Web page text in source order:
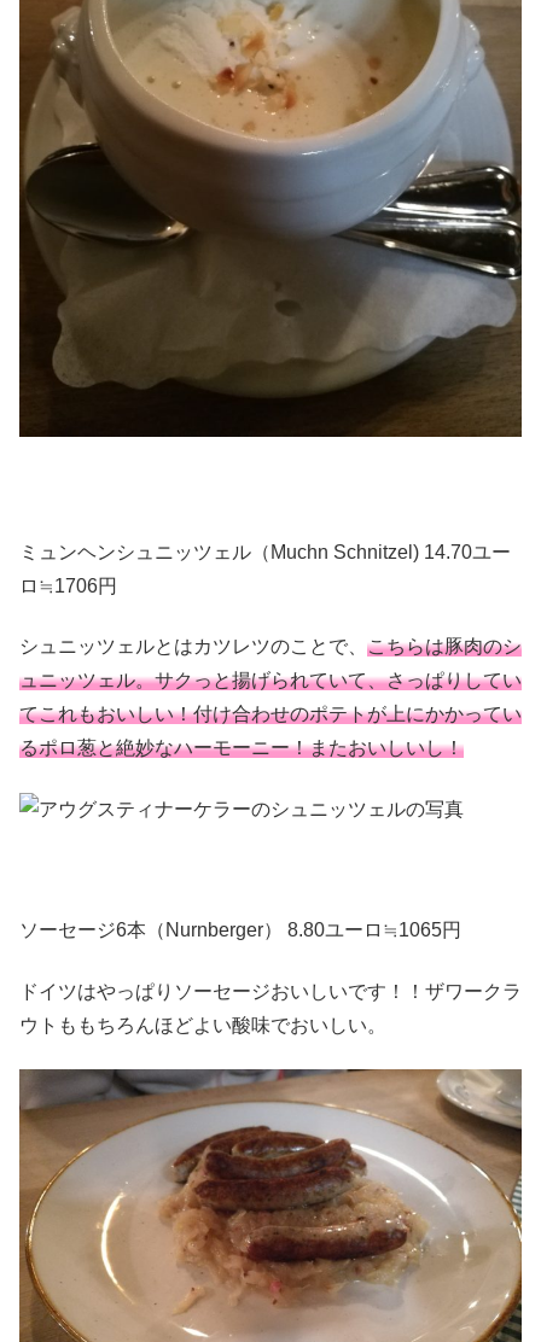
ミュンヘンシュニッツェル（Muchn Schnitzel) 14.70ユー
ロ≒1706円
シュニッツェルとはカツレツのことで、 こちらは豚肉のシ
ュニッツェル。サクっと揚げられていて、さっぱりしてい
てこれもおいしい！付け合わせのポテトが上にかかってい
るポロ葱と絶妙なハーモーニー！またおいしいし！
ソーセージ6本（Nurnberger） 8.80ユーロ≒1065円
ドイツはやっぱりソーセージおいしいです！！ザワークラ
ウトももちろんほどよい酸味でおいしい。